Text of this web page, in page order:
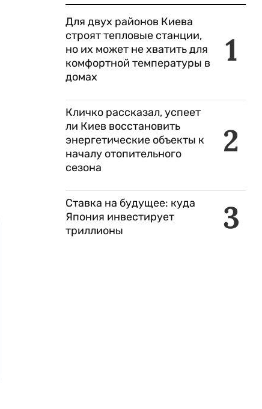
1
Для двух районов Киева
строят тепловые станции,
но их может не хватить для
комфортной температуры в
домах
2
Кличко рассказал, успеет
ли Киев восстановить
энергетические объекты к
началу отопительного
сезона
3
Ставка на будущее: куда
Япония инвестирует
триллионы